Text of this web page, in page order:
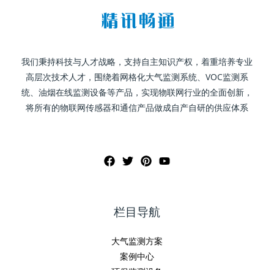
我们秉持科技与人才战略，支持自主知识产权，着重培养专业
高层次技术人才，围绕着网格化大气监测系统、VOC监测系
统、油烟在线监测设备等产品，实现物联网行业的全面创新，
将所有的物联网传感器和通信产品做成自产自研的供应体系
栏目导航
大气监测方案
案例中心